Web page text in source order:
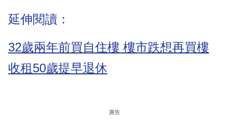
延伸閱讀：
32歲兩年前買自住樓 樓市跌想再買樓
收租50歲提早退休
廣告